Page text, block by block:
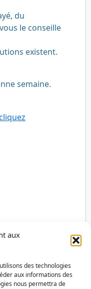
aux
des technologies
aux informations des
nous permettra de
du
le conseille
existent.
semaine.